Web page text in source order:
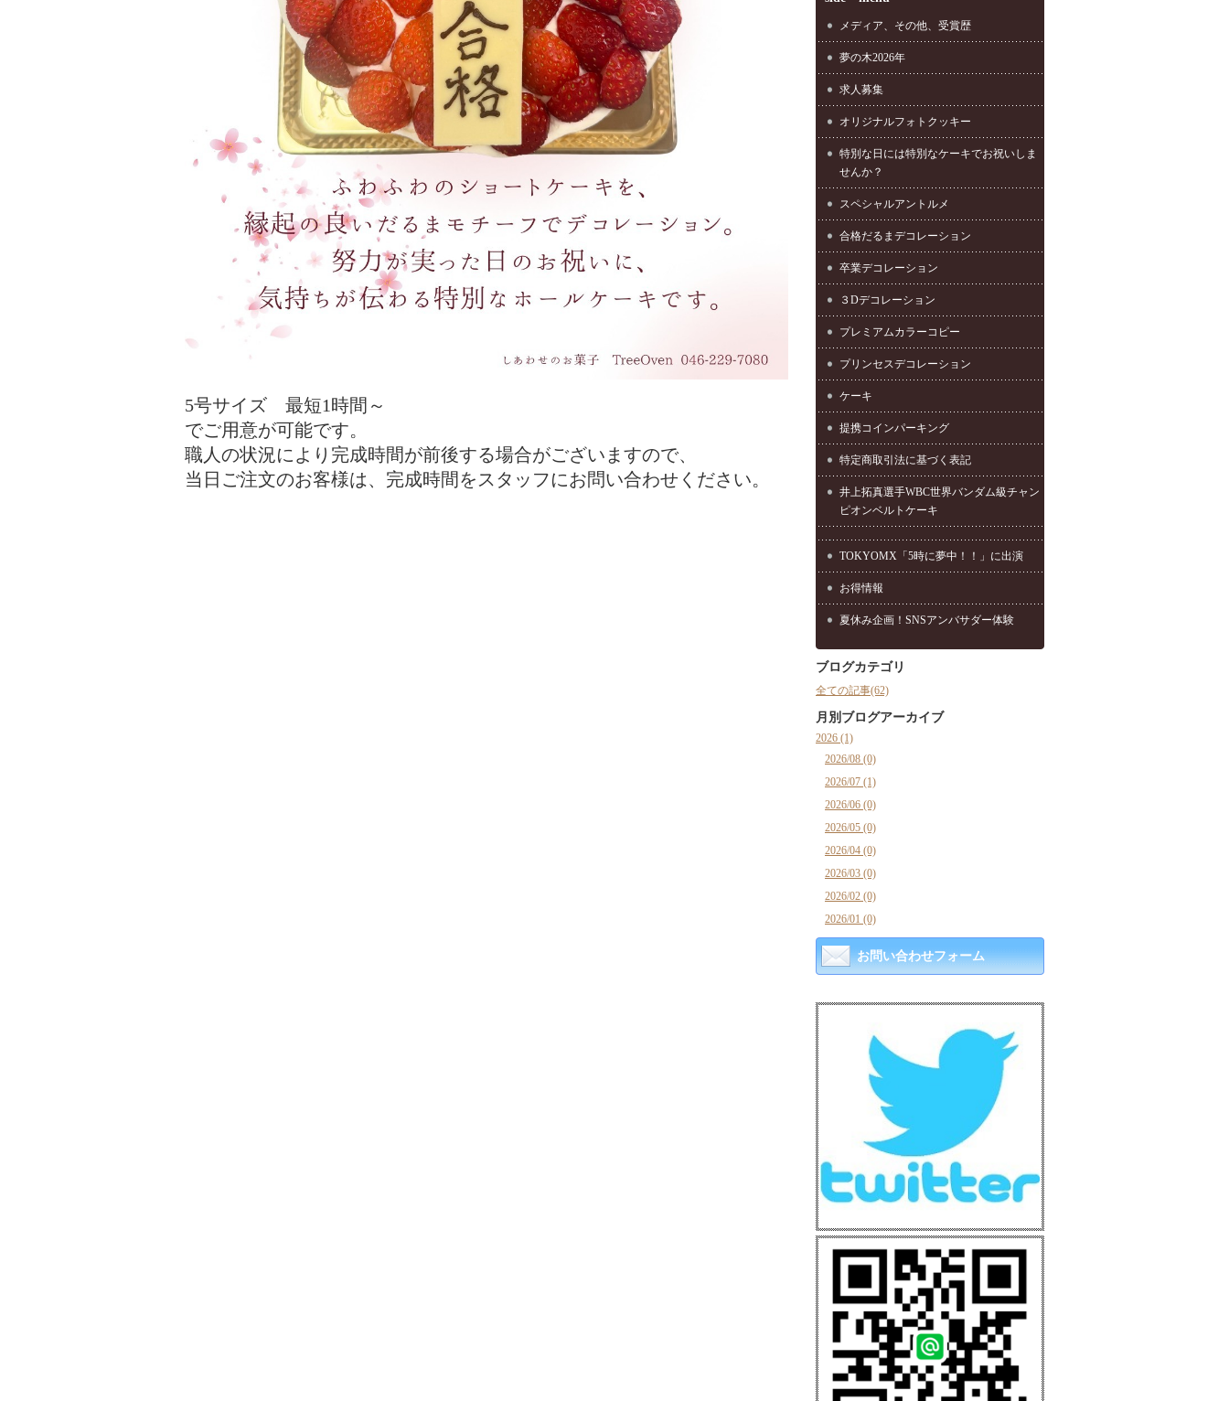
5号サイズ 最短1時間～
でご用意が可能です。
職人の状況により完成時間が前後する場合がございますので、
当日ご注文のお客様は、完成時間をスタッフにお問い合わせください。
メディア、その他、受賞歴
夢の木2026年
求人募集
オリジナルフォトクッキー
特別な日には特別なケーキでお祝いしま
せんか？
スペシャルアントルメ
合格だるまデコレーション
卒業デコレーション
３Dデコレーション
プレミアムカラーコピー
プリンセスデコレーション
ケーキ
提携コインパーキング
特定商取引法に基づく表記
井上拓真選手WBC世界バンダム級チャン
ピオンベルトケーキ
TOKYOMX「5時に夢中！！」に出演
お得情報
夏休み企画！SNSアンバサダー体験
ブログカテゴリ
全ての記事(62)
月別ブログアーカイブ
2026 (1)
2026/08 (0)
2026/07 (1)
2026/06 (0)
2026/05 (0)
2026/04 (0)
2026/03 (0)
2026/02 (0)
2026/01 (0)
お問い合わせフォーム